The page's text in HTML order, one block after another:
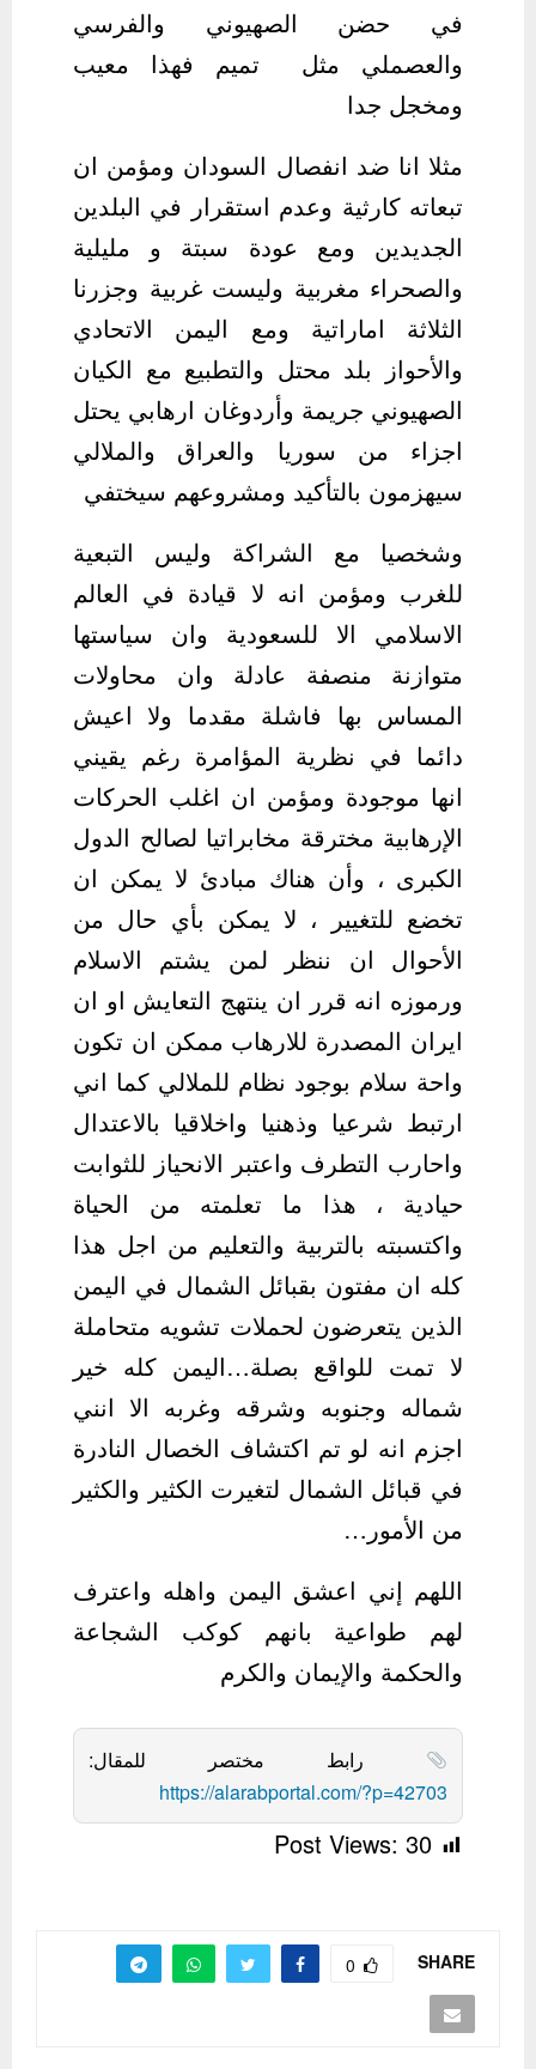
في حضن الصهيوني والفرسي
والعصملي مثل ‫تميم فهذا معيب
ومخجل جدا
مثلا انا ضد انفصال ‫السودان ومؤمن ان
تبعاته كارثية وعدم استقرار في البلدين
الجديدين ومع عودة سبتة و مليلية
والصحراء مغربية وليست غربية وجزرنا
الثلاثة اماراتية ومع ‫اليمن الاتحادي
والأحواز بلد محتل والتطبيع مع الكيان
الصهيوني جريمة وأردوغان ارهابي يحتل
اجزاء من سوريا والعراق والملالي
سيهزمون بالتأكيد ومشروعهم سيختفي
وشخصيا مع الشراكة وليس التبعية
للغرب ومؤمن انه لا قيادة في العالم
الاسلامي الا للسعودية وان سياستها
متوازنة منصفة عادلة وان محاولات
المساس بها فاشلة مقدما ولا اعيش
دائما في نظرية المؤامرة رغم يقيني
انها موجودة ومؤمن ان اغلب الحركات
الإرهابية مخترقة مخابراتيا لصالح الدول
الكبرى ، وأن هناك مبادئ لا يمكن ان
تخضع للتغيير ، لا يمكن بأي حال من
الأحوال ان ننظر لمن يشتم الاسلام
ورموزه انه قرر ان ينتهج التعايش او ان
ايران المصدرة للارهاب ممكن ان تكون
واحة سلام بوجود نظام للملالي كما اني
ارتبط شرعيا وذهنيا واخلاقيا بالاعتدال
واحارب التطرف واعتبر الانحياز للثوابت
حيادية ، هذا ما تعلمته من الحياة
واكتسبته بالتربية والتعليم من اجل هذا
كله ان مفتون بقبائل الشمال في اليمن
الذين يتعرضون لحملات تشويه متحاملة
لا تمت للواقع بصلة…اليمن كله خير
شماله وجنوبه وشرقه وغربه الا انني
اجزم انه لو تم اكتشاف الخصال النادرة
في قبائل الشمال لتغيرت الكثير والكثير
من الأمور…
اللهم إني اعشق اليمن واهله واعترف
لهم طواعية بانهم كوكب الشجاعة
والحكمة والإيمان والكرم
رابط مختصر للمقال:
https://alarabportal.com/?p=42703
Post Views: 30
SHARE
0